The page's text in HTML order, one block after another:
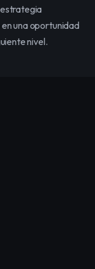
una oportunidad
nivel.